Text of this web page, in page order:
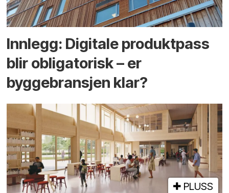
Innlegg: Digitale produktpass
blir obligatorisk – er
byggebransjen klar?
PLUSS